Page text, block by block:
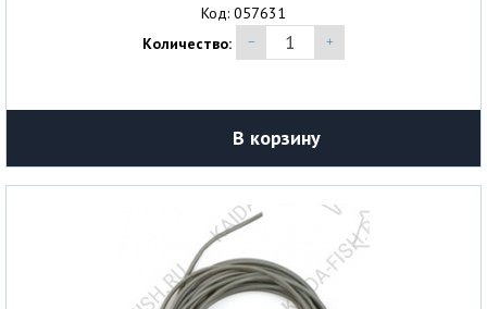
Код: 057631
Количество:
В корзину